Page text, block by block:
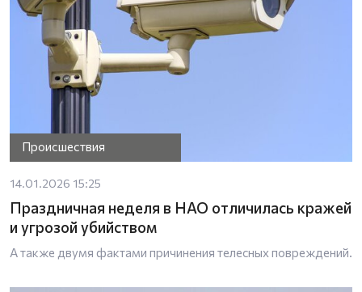
Происшествия
14.01.2026 15:25
Праздничная неделя в НАО отличилась кражей
и угрозой убийством
А также двумя фактами причинения телесных повреждений.